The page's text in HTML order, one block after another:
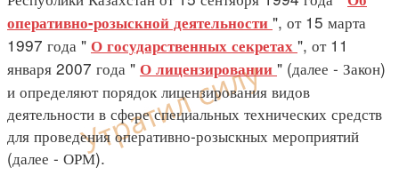
оперативно-розыскной деятельности ", от 15 марта
1997 года " О государственных секретах ", от 11
января 2007 года " О лицензировании " (далее - Закон)
и определяют порядок лицензирования видов
деятельности в сфере специальных технических средств
для проведения оперативно-розыскных мероприятий
(далее - ОРМ).